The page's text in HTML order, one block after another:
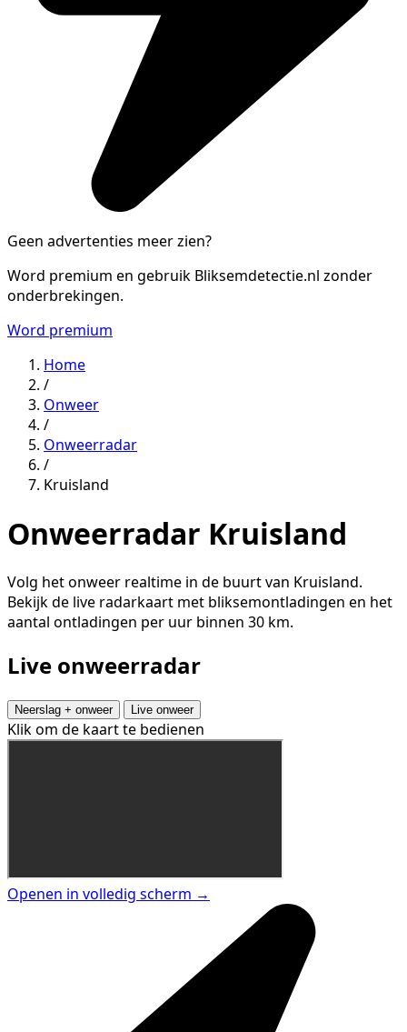
Geen advertenties meer zien?
Word premium en gebruik Bliksemdetectie.nl zonder
onderbrekingen.
Word premium
Home
/
Onweer
/
Onweerradar
/
Kruisland
Onweerradar Kruisland
Volg het onweer realtime in de buurt van Kruisland.
Bekijk de live radarkaart met bliksemontladingen en het
aantal ontladingen per uur binnen 30 km.
Live onweerradar
Neerslag + onweer Live onweer
Klik om de kaart te bedienen
Openen in volledig scherm →